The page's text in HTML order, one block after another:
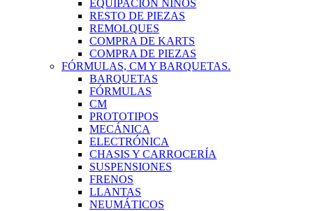
EQUIPACIÓN NIÑOS
RESTO DE PIEZAS
REMOLQUES
COMPRA DE KARTS
COMPRA DE PIEZAS
FÓRMULAS, CM Y BARQUETAS.
BARQUETAS
FÓRMULAS
CM
PROTOTIPOS
MECÁNICA
ELECTRÓNICA
CHASIS Y CARROCERÍA
SUSPENSIONES
FRENOS
LLANTAS
NEUMÁTICOS